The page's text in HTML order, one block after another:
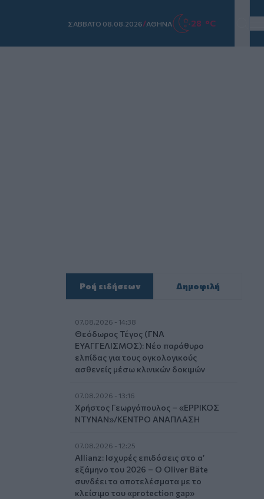
ΣAΒΒΑΤΟ 08.08.2026/ΑΘΗΝΑ 28 °C
Ροή ειδήσεων Δημοφιλή
07.08.2026 - 14:38
Θεόδωρος Τέγος (ΓΝΑ
ΕΥΑΓΓΕΛΙΣΜΟΣ): Νέο παράθυρο
ελπίδας για τους ογκολογικούς
ασθενείς μέσω κλινικών δοκιμών
07.08.2026 - 13:16
Χρήστος Γεωργόπουλος – «ΕΡΡΙΚΟΣ
ΝΤΥΝΑΝ»/ΚΕΝΤΡΟ ΑΝΑΠΛΑΣΗ
07.08.2026 - 12:25
Allianz: Ισχυρές επιδόσεις στο α’
εξάμηνο του 2026 – Ο Oliver Bäte
συνδέει τα αποτελέσματα με το
κλείσιμο του «protection gap»